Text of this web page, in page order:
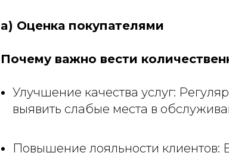
a) Оценка покупателями
Почему важно вести
Улучшение качества услуг:
выявить слабые места в
Повышение лояльности клиентов: